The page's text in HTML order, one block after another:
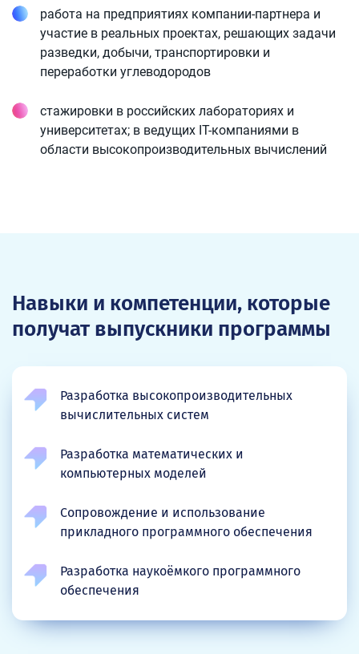
работа на предприятиях компании-партнера и
участие в реальных проектах, решающих задачи
разведки, добычи, транспортировки и
переработки углеводородов
стажировки в российских лабораториях и
университетах; в ведущих IT-компаниями в
области высокопроизводительных вычислений
Навыки и компетенции, которые
получат выпускники программы
Разработка высокопроизводительных
вычислительных систем
Разработка математических и
компьютерных моделей
Сопровождение и использование
прикладного программного обеспечения
Разработка наукоёмкого программного
обеспечения